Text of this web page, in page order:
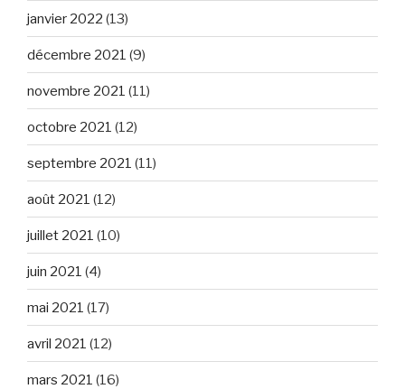
janvier 2022 (13)
décembre 2021 (9)
novembre 2021 (11)
octobre 2021 (12)
septembre 2021 (11)
août 2021 (12)
juillet 2021 (10)
juin 2021 (4)
mai 2021 (17)
avril 2021 (12)
mars 2021 (16)